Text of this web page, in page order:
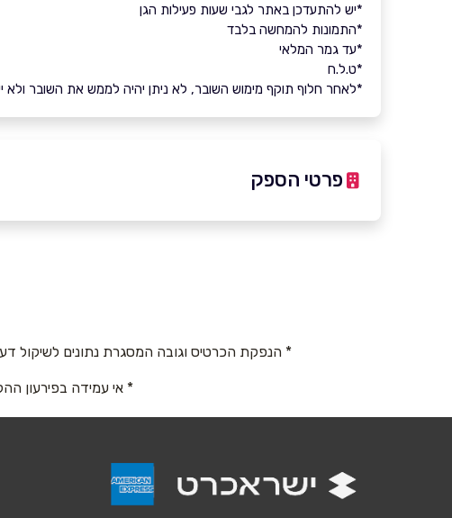
*יש להתעדכן באתר לגבי שעות פעילות הגן
*התמונות להמחשה בלבד
*עד גמר המלאי
*ט.ל.ח
*לאחר חלוף תוקף מימוש השובר, לא ניתן יהיה לממש את השובר ולא
פרטי הספק
נושא *
* הנפקת הכרטיס וגובה המסגרת נתונים לשיקול
* אי עמידה בפירעון